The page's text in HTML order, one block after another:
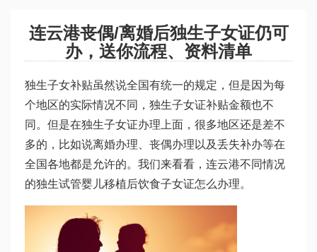
连云港丧偶/离婚后独生子女证仍可
办，送你流程、资料清单
独生子女补贴虽然说全国有统一的规定，但是因为每
个地区的实际情况不同，独生子女证补贴金额也不
同。但是在独生子女证办理上面，很多地区还是差不
多的，比如说离婚办理、丧偶办理以及丢失补办等在
全国各地都是允许的。我们来看看，连云港不同情况
的独生试管婴儿移植后饮食子女证怎么办理。